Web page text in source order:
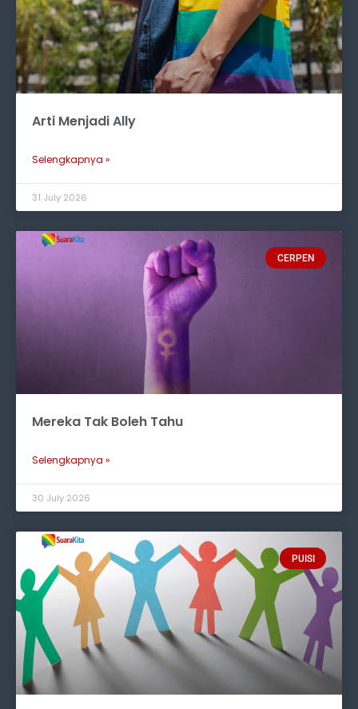
Arti Menjadi Ally
Selengkapnya »
31 July 2026
CERPEN
Mereka Tak Boleh Tahu
Selengkapnya »
30 July 2026
PUISI